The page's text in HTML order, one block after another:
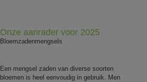
Onze aanrader voor 2025
Bloemzadenmengsels
Een mengsel zaden van diverse soorten
bloemen is heel eenvoudig in gebruik. Men